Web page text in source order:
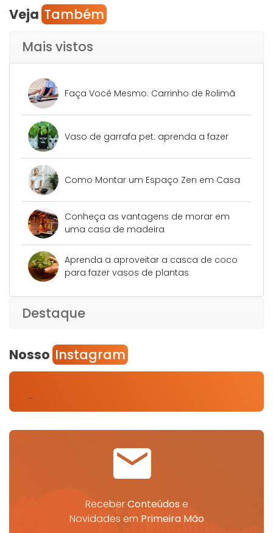
Veja Também
Mais vistos
Faça Você Mesmo: Carrinho de Rolimã
Vaso de garrafa pet: aprenda a fazer
Como Montar um Espaço Zen em Casa
Conheça as vantagens de morar em
uma casa de madeira
Aprenda a aproveitar a casca de coco
para fazer vasos de plantas
Destaque
Nosso Instagram
…
ReceberConteúdose
Novidades em Primeira Mão